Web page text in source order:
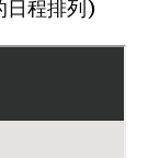
日程排列)